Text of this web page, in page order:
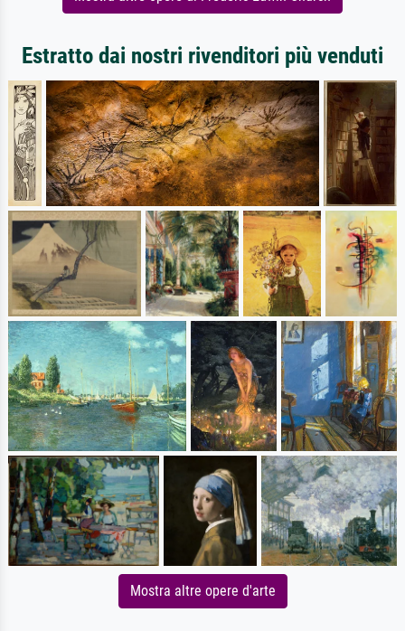
Estratto dai nostri rivenditori più venduti
Mostra altre opere d'arte